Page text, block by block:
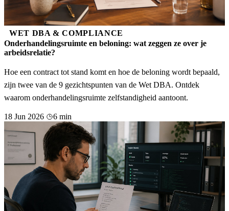
WET DBA & COMPLIANCE
Onderhandelingsruimte en beloning: wat zeggen ze over je
arbeidsrelatie?
Hoe een contract tot stand komt en hoe de beloning wordt bepaald,
zijn twee van de 9 gezichtspunten van de Wet DBA. Ontdek
waarom onderhandelingsruimte zelfstandigheid aantoont.
18 Jun 2026 6 min